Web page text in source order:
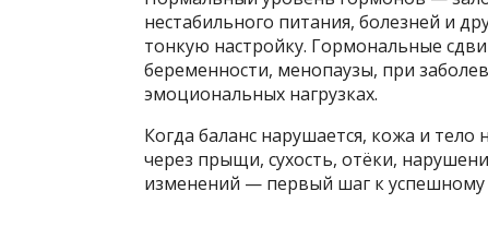
нестабильного питания, болезней и
тонкую настройку. Гормональные
беременности, менопаузы, при
эмоциональных нагрузках.
Когда баланс нарушается, кожа и
через прыщи, сухость, отёки,
изменений — первый шаг к успешному